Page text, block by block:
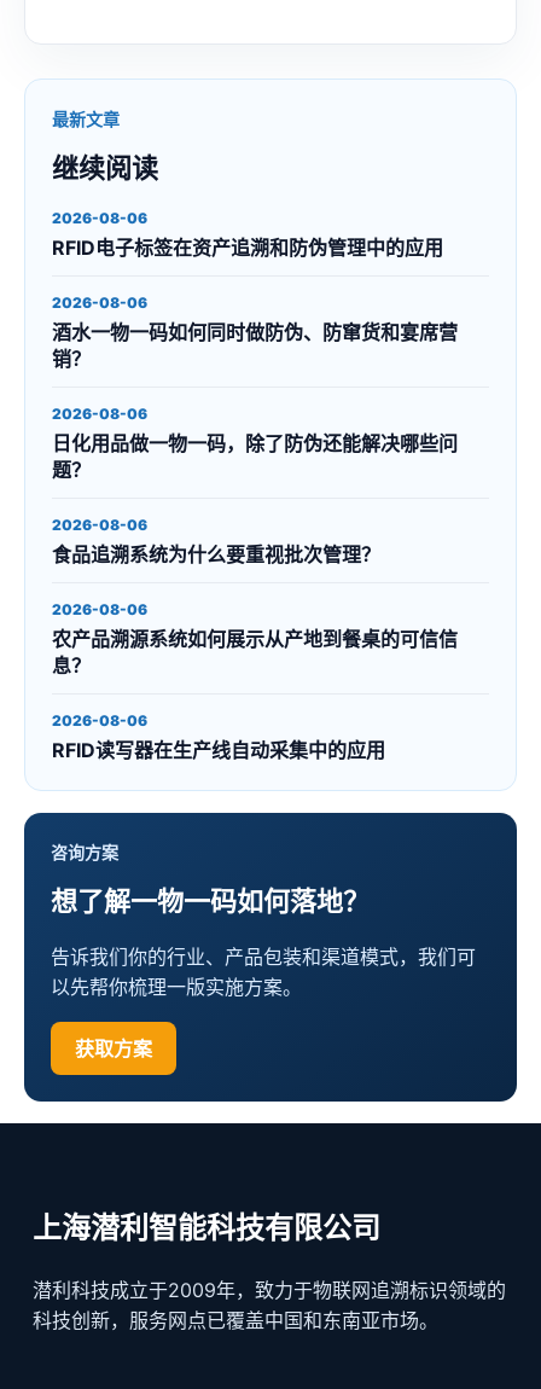
最新文章
继续阅读
2026-08-06
RFID电子标签在资产追溯和防伪管理中的应用
2026-08-06
酒水一物一码如何同时做防伪、防窜货和宴席营
销？
2026-08-06
日化用品做一物一码，除了防伪还能解决哪些问
题？
2026-08-06
食品追溯系统为什么要重视批次管理？
2026-08-06
农产品溯源系统如何展示从产地到餐桌的可信信
息？
2026-08-06
RFID读写器在生产线自动采集中的应用
咨询方案
想了解一物一码如何落地？
告诉我们你的行业、产品包装和渠道模式，我们可
以先帮你梳理一版实施方案。
获取方案
上海潜利智能科技有限公司
潜利科技成立于2009年，致力于物联网追溯标识领域的
科技创新，服务网点已覆盖中国和东南亚市场。